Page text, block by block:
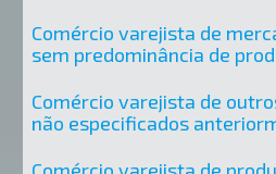
Comércio varejista de
sem predominância de
Comércio varejista de
não especificados